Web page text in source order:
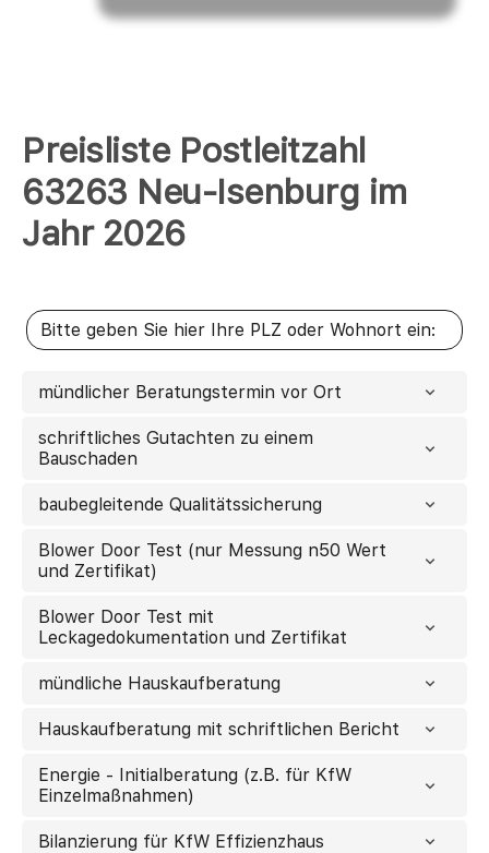
Preisliste Postleitzahl
63263 Neu-Isenburg im
Jahr 2026
mündlicher Beratungstermin vor Ort
schriftliches Gutachten zu einem
Bauschaden
baubegleitende Qualitätssicherung
Blower Door Test (nur Messung n50 Wert
und Zertifikat)
Blower Door Test mit
Leckagedokumentation und Zertifikat
mündliche Hauskaufberatung
Hauskaufberatung mit schriftlichen Bericht
Energie - Initialberatung (z.B. für KfW
Einzelmaßnahmen)
Bilanzierung für KfW Effizienzhaus